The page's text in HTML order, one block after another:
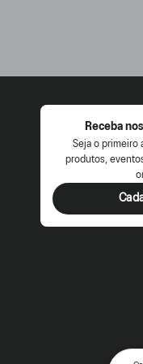
Receba
Seja o primeiro
produtos,